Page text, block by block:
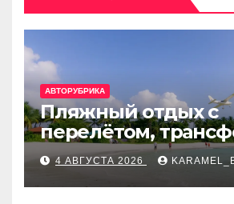
АВТОРУБРИКА
Пляжный отдых с
перелётом,
отелем на
Турции, Греции,
и Европе
4 АВГУСТА 2026